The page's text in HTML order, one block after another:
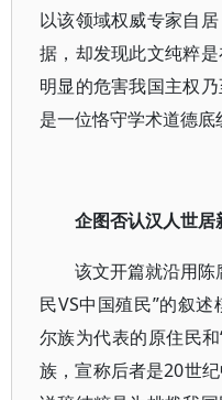
以该领域权威专家自
据，却发现此文纯粹
明显的危害我国主权
是一位恪守学术道德底
企图否认汉人世居
该文开篇就沿用陈
民VS中国殖民”的叙
尔族为代表的原住民
族，宣称后者是20世